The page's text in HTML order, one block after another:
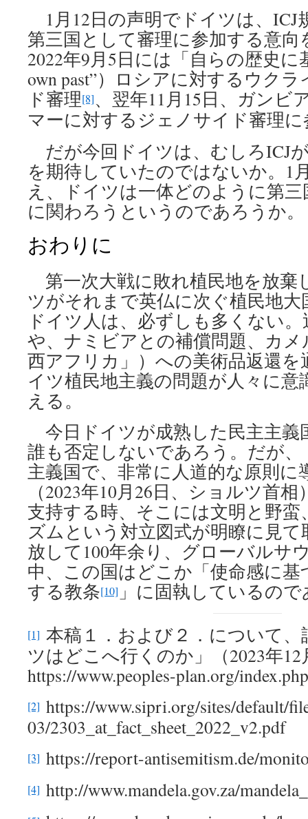
1月12日の声明でドイツは、ICJ
第三国として審理に参加する意
2022年9月5日には「自らの歴史に
own past”）ロシアに対するウク
ド審理[8]、翌年11月15日、ガンビ
マーに対するジェノサイド審理
だが今回ドイツは、むしろICJ
を期待していたのではないか。1
え、ドイツは一体どのように第
に関わろうというのであろうか。
おわりに
第一次大戦に敗れ植民地を放棄
ツがそれまで英仏に次ぐ植民地
ドイツ人は、必ずしも多くない
や、ナミビアとの補償問題、カ
西アフリカ」）への美術品返還
イツ植民地主義の問題が人々に
える。
今日ドイツが成熟した民主主義
誰も否定しないであろう。だが
主義国で、非常に人道的な原則に
（2023年10月26日、ショルツ首
支持する時、そこには文明と野
ズムという対立図式が明瞭に見
放して100年余り、グローバルサ
中、この国はどこか「使命感に
する教条[10] 」に固執しているの
[1] 本稿１．および２．について
ツはどこへ行くのか」（2023年12
https://www.peoples-plan.org/
[2] https://www.sipri.org/sites/default/
03/2303_at_fact_sheet_2022_v2.pdf
[3] https://report-antisemitism.de/
[4] http://www.mandela.gov.za/